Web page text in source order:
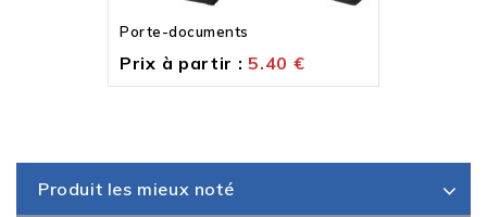
Porte-documents
Prix à partir : 5.40 €
Produit les mieux noté